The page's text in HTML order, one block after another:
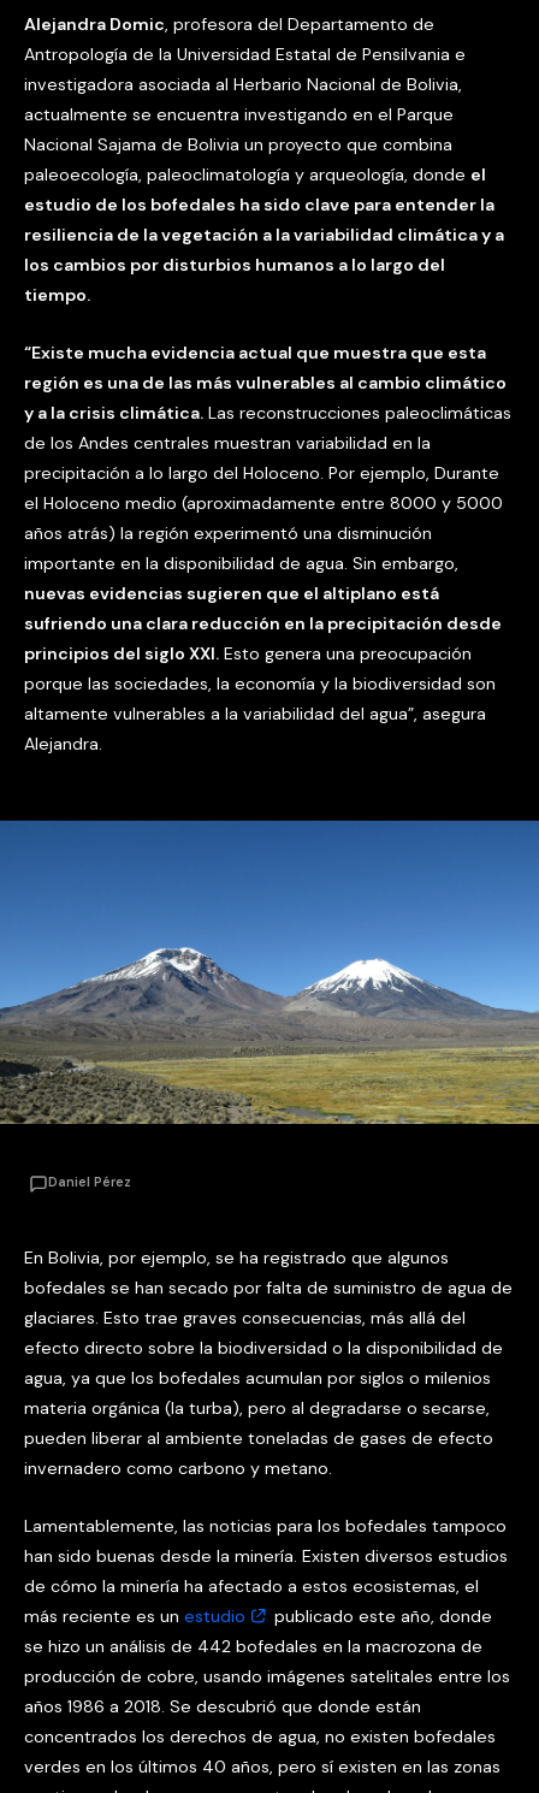
Alejandra Domic, profesora del Departamento de
Antropología de la Universidad Estatal de Pensilvania e
investigadora asociada al Herbario Nacional de Bolivia,
actualmente se encuentra investigando en el Parque
Nacional Sajama de Bolivia un proyecto que combina
paleoecología, paleoclimatología y arqueología, donde el
estudio de los bofedales ha sido clave para entender la
resiliencia de la vegetación a la variabilidad climática y a
los cambios por disturbios humanos a lo largo del
tiempo.
“Existe mucha evidencia actual que muestra que esta
región es una de las más vulnerables al cambio climático
y a la crisis climática. Las reconstrucciones paleoclimáticas
de los Andes centrales muestran variabilidad en la
precipitación a lo largo del Holoceno. Por ejemplo, Durante
el Holoceno medio (aproximadamente entre 8000 y 5000
años atrás) la región experimentó una disminución
importante en la disponibilidad de agua. Sin embargo,
nuevas evidencias sugieren que el altiplano está
sufriendo una clara reducción en la precipitación desde
principios del siglo XXI. Esto genera una preocupación
porque las sociedades, la economía y la biodiversidad son
altamente vulnerables a la variabilidad del agua”, asegura
Alejandra.
Daniel Pérez
En Bolivia, por ejemplo, se ha registrado que algunos
bofedales se han secado por falta de suministro de agua de
glaciares. Esto trae graves consecuencias, más allá del
efecto directo sobre la biodiversidad o la disponibilidad de
agua, ya que los bofedales acumulan por siglos o milenios
materia orgánica (la turba), pero al degradarse o secarse,
pueden liberar al ambiente toneladas de gases de efecto
invernadero como carbono y metano.
Lamentablemente, las noticias para los bofedales tampoco
han sido buenas desde la minería. Existen diversos estudios
de cómo la minería ha afectado a estos ecosistemas, el
más reciente es un estudio
publicado este año, donde
se hizo un análisis de 442 bofedales en la macrozona de
producción de cobre, usando imágenes satelitales entre los
años 1986 a 2018. Se descubrió que donde están
concentrados los derechos de agua, no existen bofedales
verdes en los últimos 40 años, pero sí existen en las zonas